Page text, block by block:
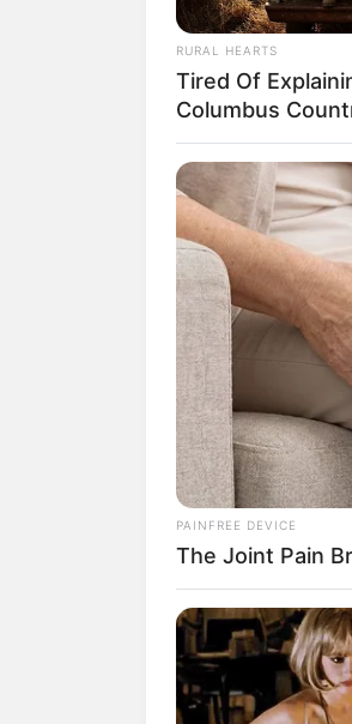
SELEBRITI
10
Atlet
Penulis:dian
SHARE
Jika kamu
maupun
Cosplayer imut
Hal itu begitu
Selain sebagai
yang jago main
Hearthstone,
Tak disangka
Hingga kini ia
Kerap
RURAL HEARTS
Tired Of
Columbus
PAINFREE DEVICE
The Joint Pain